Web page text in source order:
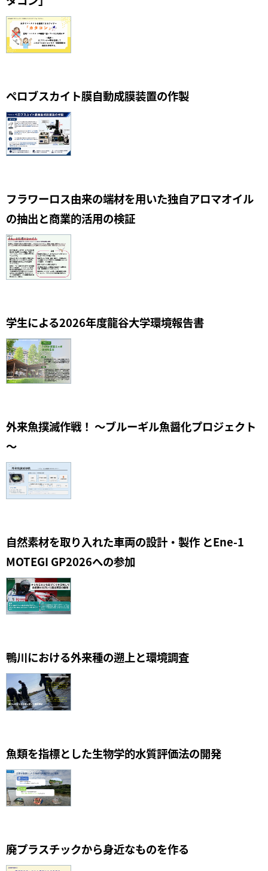
ペロブスカイト膜自動成膜装置の作製
フラワーロス由来の端材を用いた独自アロマオイル
の抽出と商業的活用の検証
学生による2026年度龍谷大学環境報告書
外来魚撲滅作戦！ ～ブルーギル魚醤化プロジェクト
～
自然素材を取り入れた車両の設計・製作 とEne-1
MOTEGI GP2026への参加
鴨川における外来種の遡上と環境調査
魚類を指標とした生物学的水質評価法の開発
廃プラスチックから身近なものを作る